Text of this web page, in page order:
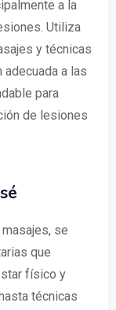
a la
Utiliza
y técnicas
a las
para
de lesiones
se
que
físico y
técnicas